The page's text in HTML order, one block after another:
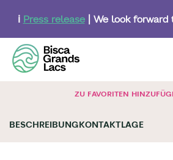
content
ℹ️ Press release| We look forward
ZU FAVORITEN
BESCHREIBUNGKONTAKTLAGE